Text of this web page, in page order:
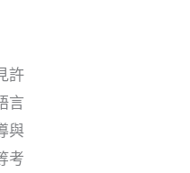
許
言
與
考